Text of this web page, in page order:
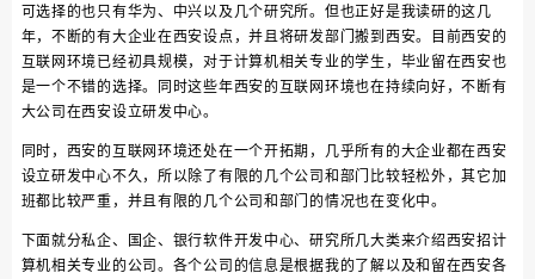
可选择的也只有华为、中兴以及几个研究所。但也正好是我读研的这几
年，不断的有大企业在西安设点，并且将研发部门搬到西安。目前西安的
互联网环境已经初具规模，对于计算机相关专业的学生，毕业留在西安也
是一个不错的选择。同时这些年西安的互联网环境也在持续向好，不断有
大公司在西安设立研发中心。
同时，西安的互联网环境还处在一个开拓期，几乎所有的大企业都在西安
设立研发中心不久，所以除了有限的几个公司和部门比较轻松外，其它加
班都比较严重，并且有限的几个公司和部门的情况也在变化中。
下面就分私企、国企、银行软件开发中心、研究所几大类来介绍西安招计
算机相关专业的公司。各个公司的信息是根据我的了解以及和留在西安各